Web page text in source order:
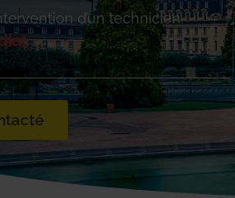
d’un technicien.